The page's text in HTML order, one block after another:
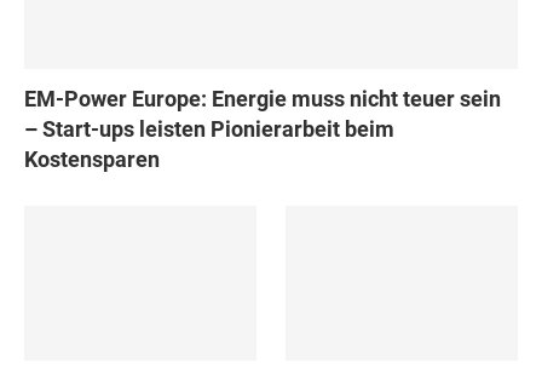
EM-Power Europe: Energie muss nicht teuer sein
– Start-ups leisten Pionierarbeit beim
Kostensparen